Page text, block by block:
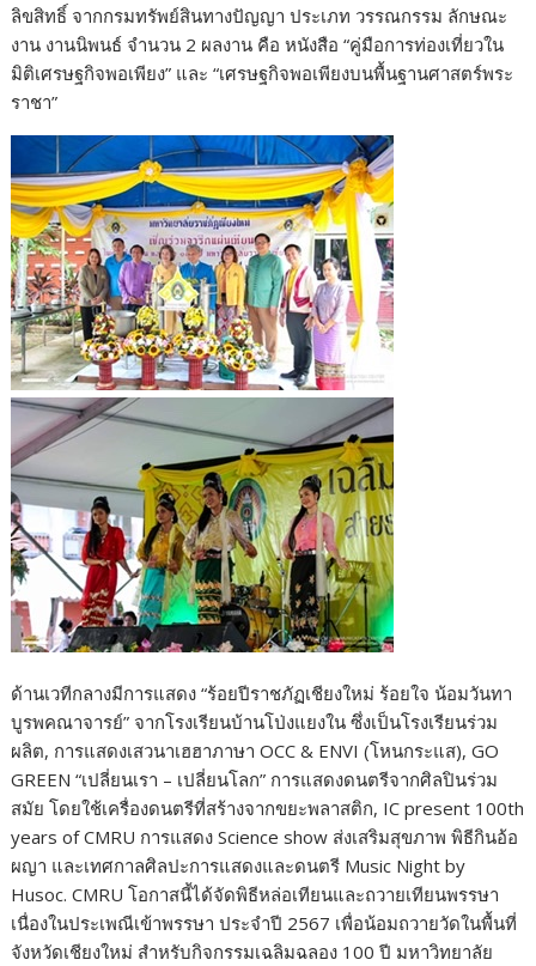
ลิขสิทธิ์ จากกรมทรัพย์สินทางปัญญา ประเภท วรรณกรรม ลักษณะ
งาน งานนิพนธ์ จำนวน 2 ผลงาน คือ หนังสือ “คู่มือการท่องเที่ยวใน
มิติเศรษฐกิจพอเพียง” และ “เศรษฐกิจพอเพียงบนพื้นฐานศาสตร์พระ
ราชา”
ด้านเวทีกลางมีการแสดง “ร้อยปีราชภัฏเชียงใหม่ ร้อยใจ น้อมวันทา
บูรพคณาจารย์” จากโรงเรียนบ้านโป่งแยงใน ซึ่งเป็นโรงเรียนร่วม
ผลิต, การแสดงเสวนาเฮฮาภาษา OCC & ENVI (โหนกระแส), GO
GREEN “เปลี่ยนเรา – เปลี่ยนโลก” การแสดงดนตรีจากศิลปินร่วม
สมัย โดยใช้เครื่องดนตรีที่สร้างจากขยะพลาสติก, IC present 100th
years of CMRU การแสดง Science show ส่งเสริมสุขภาพ พิธีกินอ้อ
ผญา และเทศกาลศิลปะการแสดงและดนตรี Music Night by
Husoc. CMRU โอกาสนี้ได้จัดพิธีหล่อเทียนและถวายเทียนพรรษา
เนื่องในประเพณีเข้าพรรษา ประจำปี 2567 เพื่อน้อมถวายวัดในพื้นที่
จังหวัดเชียงใหม่ สำหรับกิจกรรมเฉลิมฉลอง 100 ปี มหาวิทยาลัย